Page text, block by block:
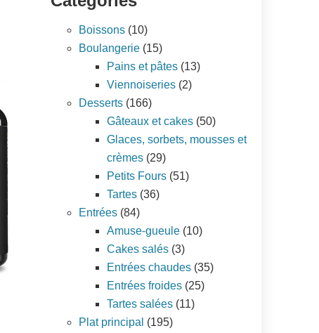
Boissons (10)
Boulangerie (15)
Pains et pâtes (13)
Viennoiseries (2)
Desserts (166)
Gâteaux et cakes (50)
Glaces, sorbets, mousses et
crèmes (29)
Petits Fours (51)
Tartes (36)
Entrées (84)
Amuse-gueule (10)
Cakes salés (3)
Entrées chaudes (35)
Entrées froides (25)
Tartes salées (11)
Plat principal (195)